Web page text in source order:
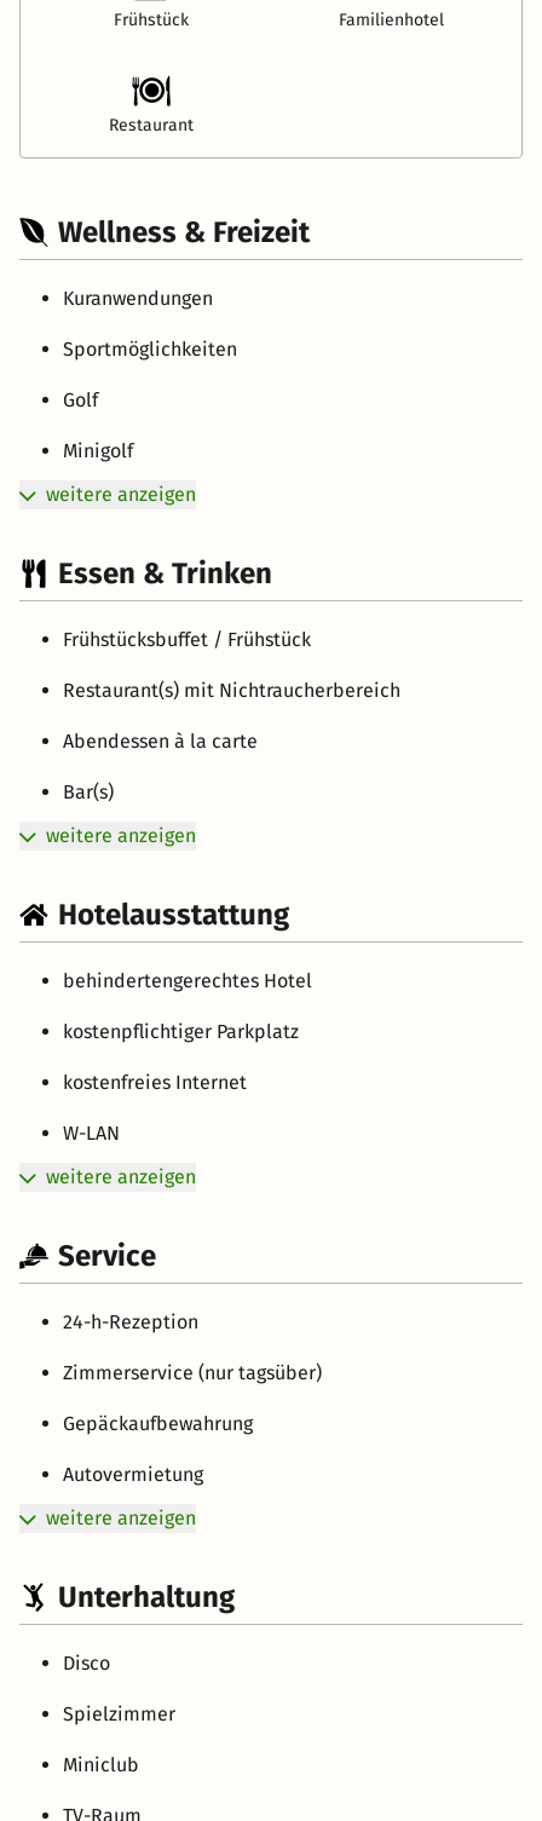
Frühstück Familienhotel
Restaurant
Wellness & Freizeit
Kuranwendungen
Sportmöglichkeiten
Golf
Minigolf
weitere anzeigen
Essen & Trinken
Frühstücksbuffet / Frühstück
Restaurant(s) mit Nichtraucherbereich
Abendessen à la carte
Bar(s)
weitere anzeigen
Hotelausstattung
behindertengerechtes Hotel
kostenpflichtiger Parkplatz
kostenfreies Internet
W-LAN
weitere anzeigen
Service
24-h-Rezeption
Zimmerservice (nur tagsüber)
Gepäckaufbewahrung
Autovermietung
weitere anzeigen
Unterhaltung
Disco
Spielzimmer
Miniclub
TV-Raum